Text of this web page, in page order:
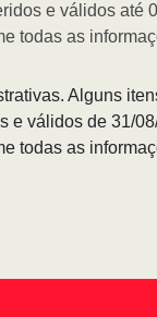
e válidos até
todas as
Alguns
e válidos de 31/
todas as